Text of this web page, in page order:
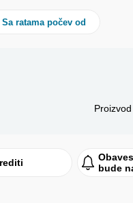
Sa ratama počev od
bude